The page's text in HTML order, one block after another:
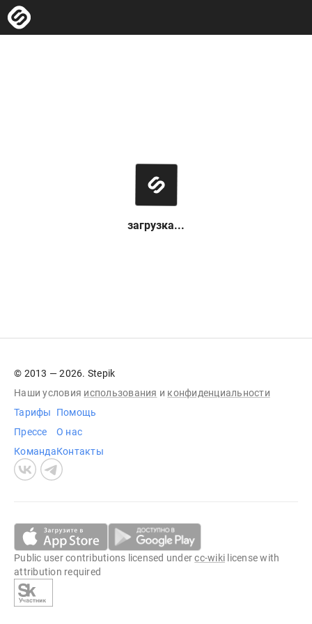
загрузка...
© 2013 — 2026. Stepik
Наши условия использования и конфиденциальности
Тарифы
Прессе
Команда
Помощь
О нас
Контакты
Public user contributions licensed undercc-wiki license with
attribution required